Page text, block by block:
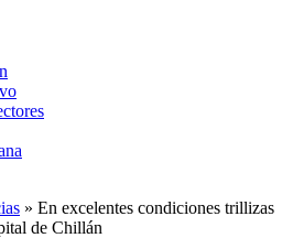
» En excelentes condiciones trillizas
de Chillán